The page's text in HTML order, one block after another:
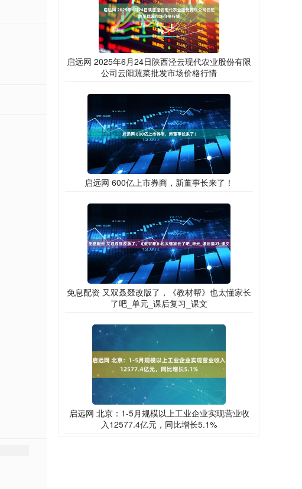
启远网 2025年6月24日陕西泾云现代农业股份有限
公司云阳蔬菜批发市场价格行情
启远网 600亿上市券商，新董事长来了！
免息配资 又双叒叕改版了，《教材帮》也太懂家长
了吧_单元_课后复习_课文
启远网 北京：1-5月规模以上工业企业实现营业收
入12577.4亿元，同比增长5.1%